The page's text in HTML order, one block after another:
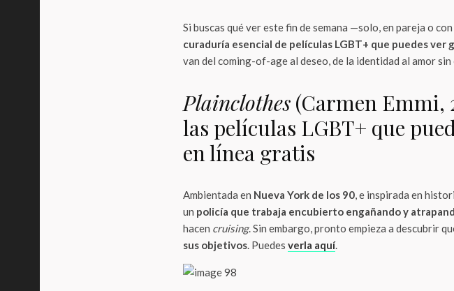
Si buscas qué ver este fin de semana —solo, en pareja o
curaduría esencial de películas LGBT+ que puedes ver
van del coming-of-age al deseo, de la identidad al amor
Plainclothes (Carmen Emmi,
las películas LGBT+ que
en línea gratis
Ambientada en Nueva York de los 90, e inspirada en
un policía que trabaja encubierto engañando y
hacen cruising. Sin embargo, pronto empieza a descubrir
sus objetivos. Puedes verla aquí.